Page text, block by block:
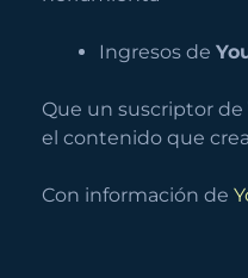
Ingresos de
Que un suscriptor de
el contenido que
Con información de